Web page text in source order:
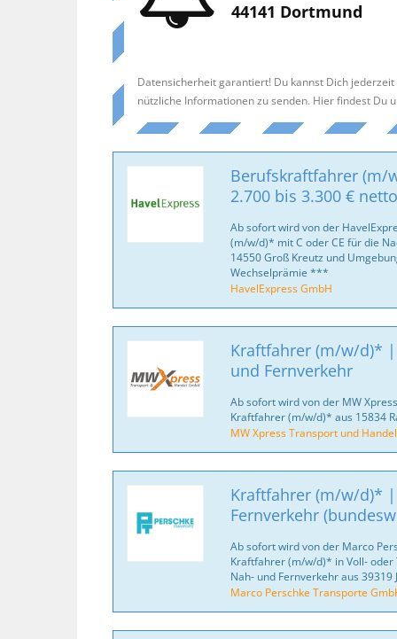
44141 Dortmund
Datensicherheit garantiert! Du kannst Dich
nützliche Informationen zu senden. Hier findest Du
Berufskraftfahrer (m/
2.700 bis 3.300 € netto
Ab sofort wird von der
(m/w/d)* mit C oder CE für die
14550 Groß Kreutz und
Wechselprämie ***
HavelExpress GmbH
Kraftfahrer (m/w/d)* |
und Fernverkehr
Ab sofort wird von der MW
Kraftfahrer (m/w/d)* aus 15834
MW Xpress Transport und
Kraftfahrer (m/w/d)*
Fernverkehr
Ab sofort wird von der Marco
Kraftfahrer (m/w/d)* in Voll-
Nah- und Fernverkehr aus
Marco Perschke Transporte